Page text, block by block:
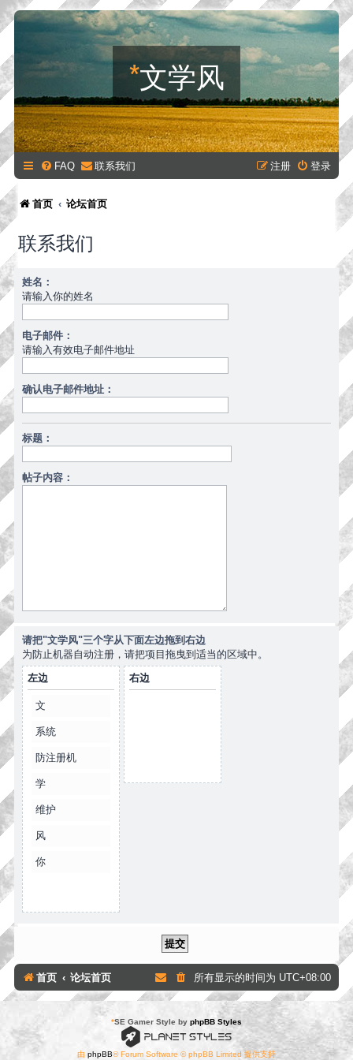
*文学风
FAQ 联系我们 登录
注册
首页 论坛首页
联系我们
姓名：
请输入你的姓名
电子邮件：
请输入有效电子邮件地址
确认电子邮件地址：
标题：
帖子内容：
请把"文学风"三个字从下面左边拖到右边
为防止机器自动注册，请把项目拖曳到适当的区域中。
左边
文
系统
防注册机
学
维护
风
你
右边
首页 论坛首页 所有显示的时间为 UTC+08:00
*SE Gamer Style by phpBB Styles
由 phpBB® Forum Software © phpBB Limited 提供支持